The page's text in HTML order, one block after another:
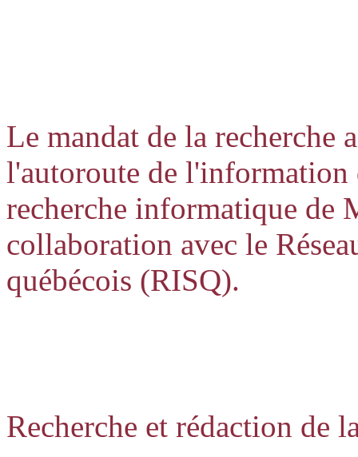
Le mandat de la recherche
l'autoroute de l'information
recherche informatique de
collaboration avec le
québécois (RISQ).
Recherche et rédaction de